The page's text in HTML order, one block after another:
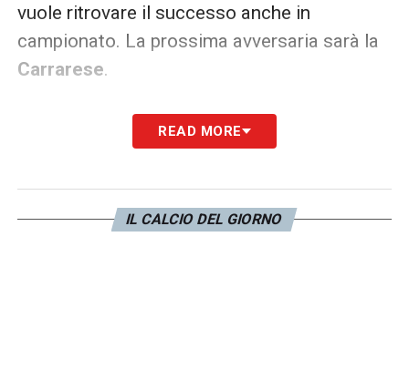
vuole ritrovare il successo anche in
campionato. La prossima avversaria sarà la
Carrarese.
Sarà il fischietto dell’arbitroClaudio
Allegrettadi Molfetta a dirigere la
due assistenti. Il quarto uomo sarà Maksym
READ MORE
IL CALCIO DEL GIORNO